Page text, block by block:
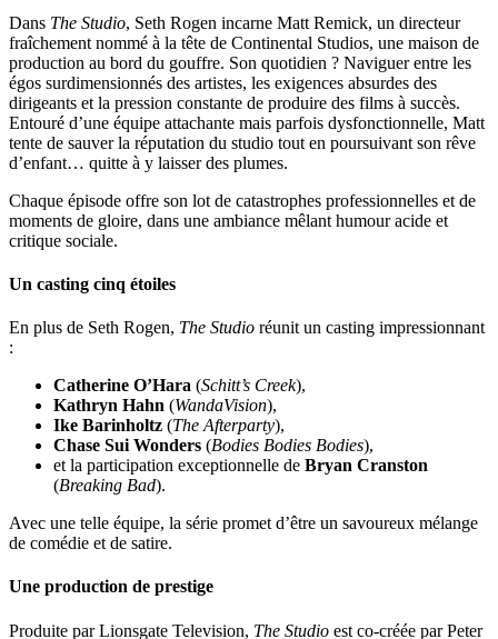
Dans The Studio, Seth Rogen incarne Matt Remick, un directeur
fraîchement nommé à la tête de Continental Studios, une maison de
production au bord du gouffre. Son quotidien ? Naviguer entre les
égos surdimensionnés des artistes, les exigences absurdes des
dirigeants et la pression constante de produire des films à succès.
Entouré d’une équipe attachante mais parfois dysfonctionnelle, Matt
tente de sauver la réputation du studio tout en poursuivant son rêve
d’enfant… quitte à y laisser des plumes.
Chaque épisode offre son lot de catastrophes professionnelles et de
moments de gloire, dans une ambiance mêlant humour acide et
critique sociale.
Un casting cinq étoiles
En plus de Seth Rogen, The Studio réunit un casting impressionnant
:
Catherine O’Hara (Schitt’s Creek),
Kathryn Hahn (WandaVision),
Ike Barinholtz (The Afterparty),
Chase Sui Wonders (Bodies Bodies Bodies),
et la participation exceptionnelle de Bryan Cranston
(Breaking Bad).
Avec une telle équipe, la série promet d’être un savoureux mélange
de comédie et de satire.
Une production de prestige
Produite par Lionsgate Television, The Studio est co-créée par Peter